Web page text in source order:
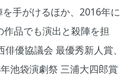
手がけるほか、2016年に
品でも演出と殺陣を担
優協議会 最優秀新人賞、
池袋演劇祭 三浦大四郎賞